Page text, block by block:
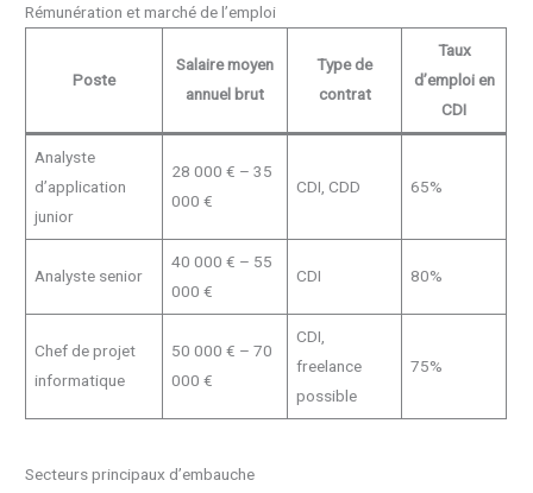
Rémunération et marché de l’emploi
Poste
Salaire moyen
annuel brut
Type de
contrat
Taux
d’emploi en
CDI
Analyste
d’application
junior
28 000 € – 35
000 €
CDI, CDD 65%
Analyste senior
40 000 € – 55
000 €
CDI 80%
Chef de projet
informatique
50 000 € – 70
000 €
CDI,
freelance
possible
75%
Secteurs principaux d’embauche